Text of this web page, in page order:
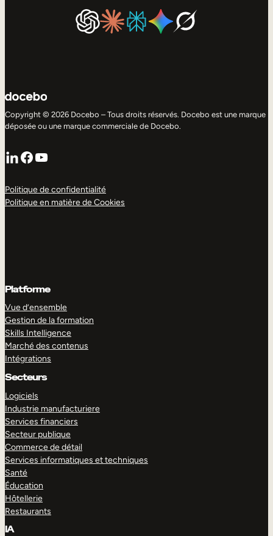
Copyright © 2026 Docebo – Tous droits réservés. Docebo est une marque
déposée ou une marque commerciale de Docebo.
LinkedIn
Facebook
YouTube
Politique de confidentialité
Politique en matière de Cookies
Platforme
Vue d’ensemble
Gestion de la formation
Skills Intelligence
Marché des contenus
Intégrations
Secteurs
Logiciels
Industrie manufacturiere
Services financiers
Secteur publique
Commerce de détail
Services informatiques et techniques
Santé
Éducation
Hôtellerie
Restaurants
IA